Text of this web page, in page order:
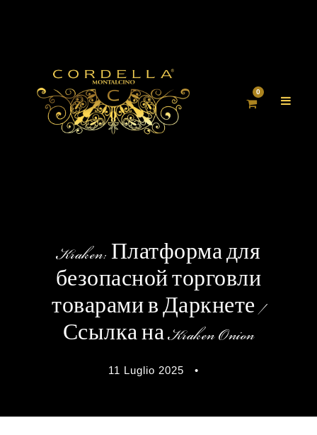
0
Kraken: Платформа для
безопасной торговли
товарами в Даркнете /
Ссылка на Kraken Onion
11 Luglio 2025 •